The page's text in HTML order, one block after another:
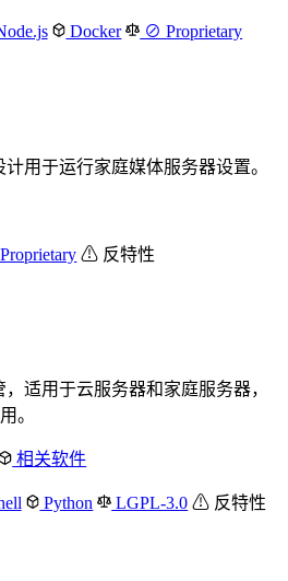
Docker ⊘ Proprietary
用于运行家庭媒体服务器设置。
⚠ 反特性
适用于云服务器和家庭服务器，
。
相关软件
Python LGPL-3.0 ⚠ 反特性